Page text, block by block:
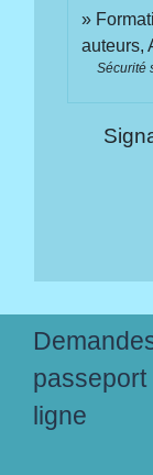
auteurs,
Sécurité
ligne